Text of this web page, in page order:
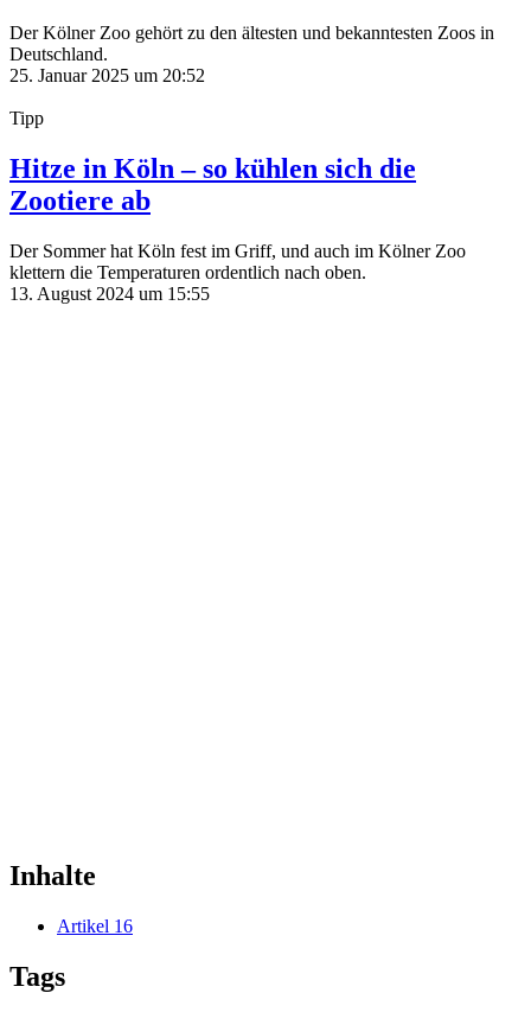
Der Kölner Zoo gehört zu den ältesten und bekanntesten Zoos in
Deutschland.
25. Januar 2025 um 20:52
Tipp
Hitze in Köln – so kühlen sich die
Zootiere ab
Der Sommer hat Köln fest im Griff, und auch im Kölner Zoo
klettern die Temperaturen ordentlich nach oben.
13. August 2024 um 15:55
Inhalte
Artikel 16
Tags